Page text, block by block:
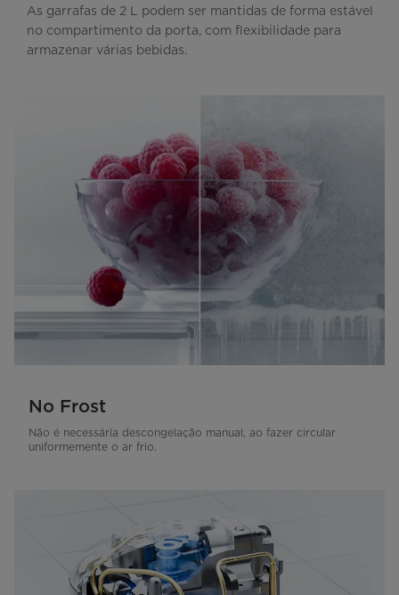
As garrafas de 2 L podem ser mantidas de forma estável
no compartimento da porta, com flexibilidade para
armazenar várias bebidas.
No Frost
Não é necessária descongelação manual, ao fazer circular
uniformemente o ar frio.